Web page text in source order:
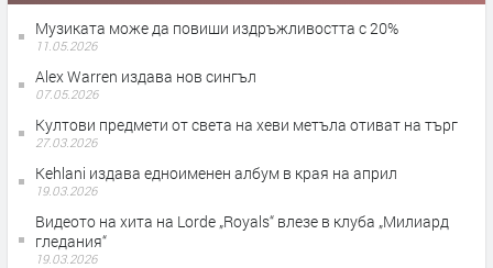
Музиката може да повиши издръжливостта с 20%
11.05.2026
Alex Warren издава нов сингъл
07.05.2026
Култови предмети от света на хеви метъла отиват на търг
27.03.2026
Kehlani издава едноименен албум в края на април
19.03.2026
Видеото на хита на Lorde „Royals“ влезе в клуба „Милиард
гледания“
19.03.2026